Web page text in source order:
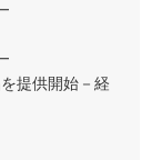
提供開始－経